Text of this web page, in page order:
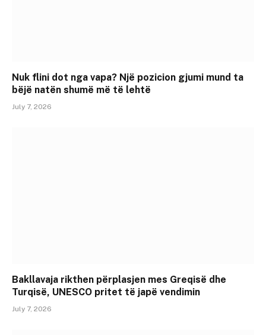
Nuk flini dot nga vapa? Një pozicion gjumi mund ta
bëjë natën shumë më të lehtë
July 7, 2026
Bakllavaja rikthen përplasjen mes Greqisë dhe
Turqisë, UNESCO pritet të japë vendimin
July 7, 2026